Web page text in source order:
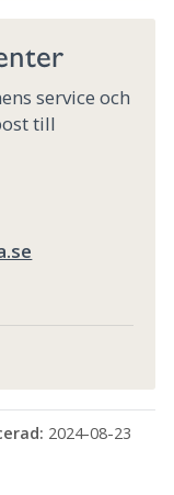
service och
till
2024-08-23